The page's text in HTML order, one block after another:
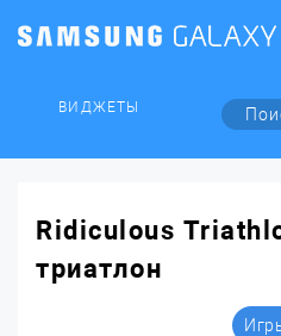
ВИДЖЕТЫ
Ridiculous
триатлон